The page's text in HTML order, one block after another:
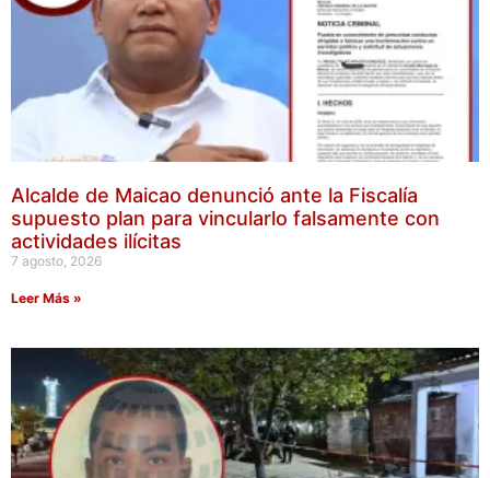
Alcalde de Maicao denunció ante la Fiscalía
supuesto plan para vincularlo falsamente con
actividades ilícitas
7 agosto, 2026
Leer Más »